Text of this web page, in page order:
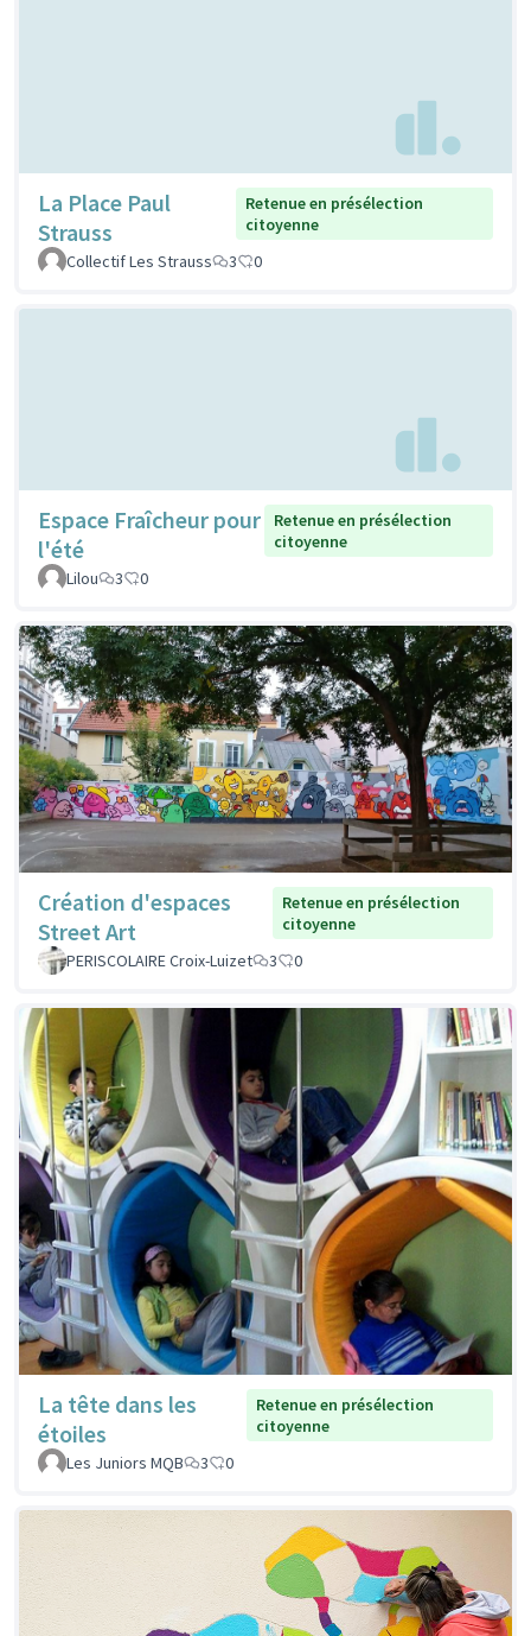
La Place Paul
Strauss
Retenue en présélection
citoyenne
Collectif Les Strauss
3 0
Espace Fraîcheur pour
l'été
Retenue en présélection
citoyenne
Lilou
3 0
Création d'espaces
Street Art
Retenue en présélection
citoyenne
PERISCOLAIRE Croix-Luizet
3 0
La tête dans les
étoiles
Retenue en présélection
citoyenne
Les Juniors MQB
3 0